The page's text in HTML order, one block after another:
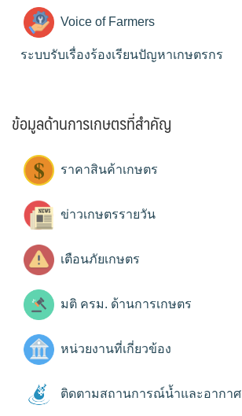
Voice of Farmers
ระบบรับเรื่องร้องเรียนปัญหาเกษตรกร
ข้อมูลด้านการเกษตรที่สำคัญ
ราคาสินค้าเกษตร
ข่าวเกษตรรายวัน
เตือนภัยเกษตร
มติ ครม. ด้านการเกษตร
หน่วยงานที่เกี่ยวข้อง
ติดตามสถานการณ์น้ำและอากาศ